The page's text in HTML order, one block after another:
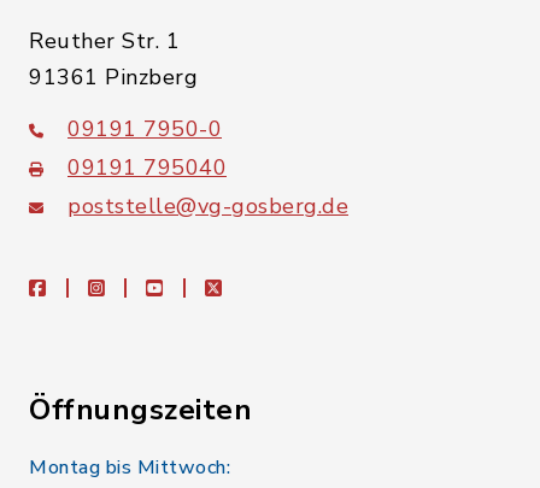
Reuther Str. 1
91361 Pinzberg
09191 7950-0
09191 795040
poststelle@vg-gosberg.de
facebookinstagramyoutubeX
Öffnungszeiten
Montag bis Mittwoch: